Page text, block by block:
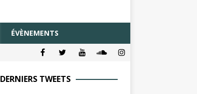
ÉVÈNEMENTS
DERNIERS TWEETS